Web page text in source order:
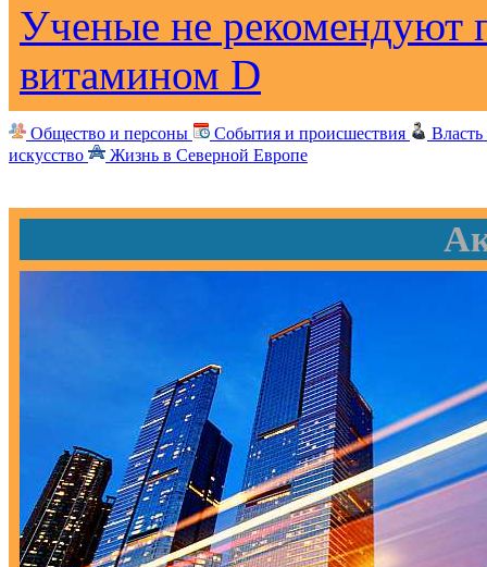
Ученые не рекомендуют
витамином D
Общество и персоны События и происшествия
искусство
Жизнь в Северной Европе